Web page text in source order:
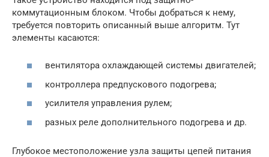
коммутационным блоком. Чтобы добраться к нему,
требуется повторить описанный выше алгоритм. Тут
элементы касаются:
вентилятора охлаждающей системы двигателей;
контроллера предпускового подогрева;
усилителя управления рулем;
разных реле дополнительного подогрева и др.
Глубокое местоположение узла защиты цепей питания